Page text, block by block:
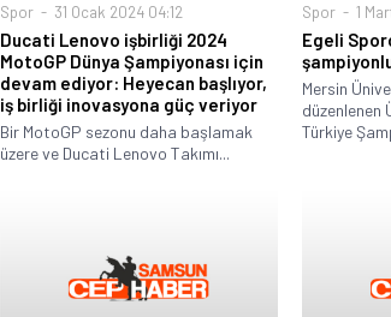
Spor 31 Ocak 2024 04:12
Ducati Lenovo işbirliği 2024
MotoGP Dünya Şampiyonası için
devam ediyor: Heyecan başlıyor,
iş birliği inovasyona güç veriyor
Bir MotoGP sezonu daha başlamak
üzere ve Ducati Lenovo Takımı...
Spor 1
Egeli
Mersin
düzenlenen
Türkiye